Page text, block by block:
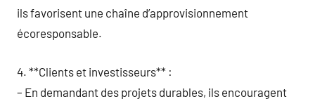
ils favorisent une chaîne d’approvisionnement
écoresponsable.
4. **Clients et investisseurs** :
– En demandant des projets durables, ils encouragent